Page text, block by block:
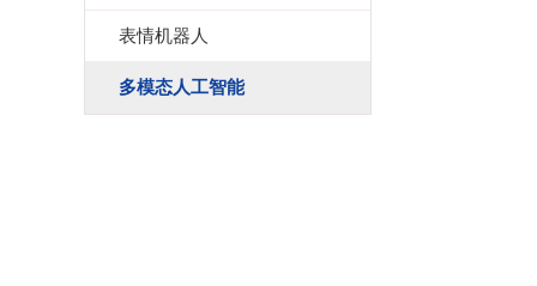
表情机器人
多模态人工智能